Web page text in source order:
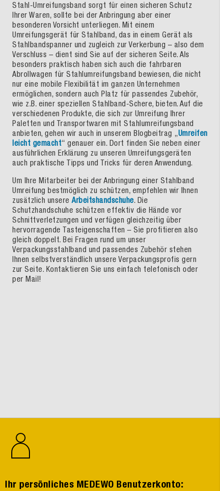
Stahl-Umreifungsband sorgt für einen sicheren Schutz
Ihrer Waren, sollte bei der Anbringung aber einer
besonderen Vorsicht unterliegen. Mit einem
Umreifungsgerät für Stahlband, das in einem Gerät als
Stahlbandspanner und zugleich zur Verkerbung – also dem
Verschluss – dient sind Sie auf der sicheren Seite. Als
besonders praktisch haben sich auch die fahrbaren
Abrollwagen für Stahlumreifungsband bewiesen, die nicht
nur eine mobile Flexibilität im ganzen Unternehmen
ermöglichen, sondern auch Platz für passendes Zubehör,
wie z.B. einer speziellen Stahlband-Schere, bieten. Auf die
verschiedenen Produkte, die sich zur Umreifung Ihrer
Paletten und Transportwaren mit Stahlumreifungsband
anbieten, gehen wir auch in unserem Blogbeitrag „Umreifen
leicht gemacht“ genauer ein. Dort finden Sie neben einer
ausführlichen Erklärung zu unseren Umreifungsgeräten
auch praktische Tipps und Tricks für deren Anwendung.
Um Ihre Mitarbeiter bei der Anbringung einer Stahlband
Umreifung bestmöglich zu schützen, empfehlen wir Ihnen
zusätzlich unsere Arbeitshandschuhe. Die
Schutzhandschuhe schützen effektiv die Hände vor
Schnittverletzungen und verfügen gleichzeitig über
hervorragende Tasteigenschaften – Sie profitieren also
gleich doppelt. Bei Fragen rund um unser
Verpackungsstahlband und passendes Zubehör stehen
Ihnen selbstverständlich unsere Verpackungsprofis gern
zur Seite. Kontaktieren Sie uns einfach telefonisch oder
per Mail!
Ihr persönliches MEDEWO Benutzerkonto: